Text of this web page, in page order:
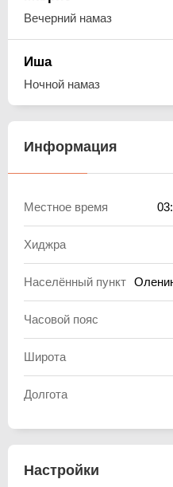
Вечерний намаз
Иша
Ночной намаз
Информация
Местное время
Хиджра
Населённый пункт
Часовой пояс
Широта
Долгота
Настройки